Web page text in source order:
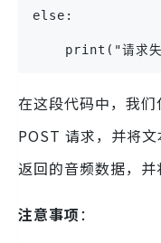
else:
print("请求
在这段代码中，我们
POST 请求，并将文
返回的音频数据，并
注意事项：